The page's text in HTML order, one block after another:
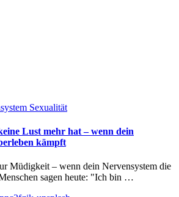
Lust mehr hat – wenn dein
kämpft
Müdigkeit – wenn dein Nervensystem die
sagen heute: "Ich bin …